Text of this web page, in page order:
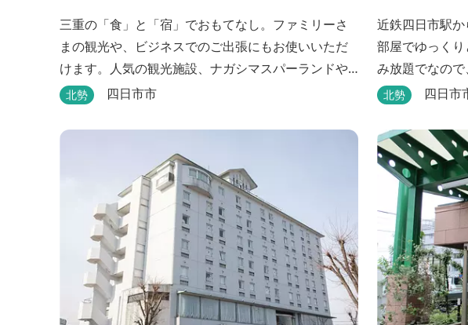
三重の「食」と「宿」でおもてなし。ファミリーさ
まの観光や、ビジネスでのご出張にもお使いいただ
けます。人気の観光施設、ナガシマスパーランドや
鈴鹿サーキットをご利用の際にも便利です。 和食、
みください。近鉄四日市駅から徒歩３分と、公共交
通機関でのお越しにも大変便利です。
北勢 四日市市
近鉄四日市駅
部屋でゆっく
み放題でなの
う。丁寧な接客
北勢 四日市